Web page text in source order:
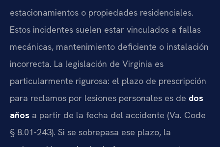
estacionamientos o propiedades residenciales.
Estos incidentes suelen estar vinculados a fallas
mecánicas, mantenimiento deficiente o instalación
incorrecta. La legislación de Virginia es
particularmente rigurosa: el plazo de prescripción
para reclamos por lesiones personales es de dos
años a partir de la fecha del accidente (Va. Code
§ 8.01-243). Si se sobrepasa ese plazo, la